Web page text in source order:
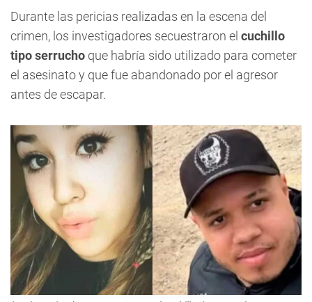
Durante las pericias realizadas en la escena del
crimen, los investigadores secuestraron el cuchillo
tipo serrucho que habría sido utilizado para cometer
el asesinato y que fue abandonado por el agresor
antes de escapar.